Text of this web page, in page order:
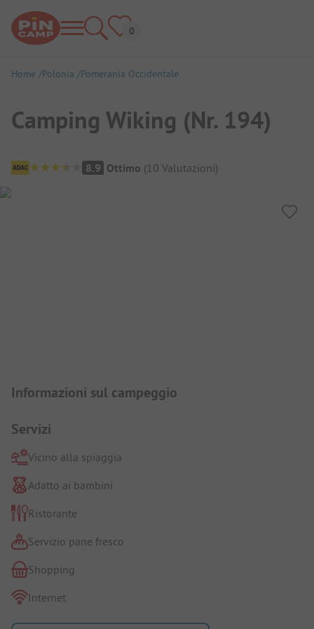
Home Polonia Pomerania Occidentale
Camping Wiking (Nr. 194)
Panoramica del campeggio
8.9 Ottimo (10 Valutazioni)
Informazioni sul campeggio
Servizi
Vicino alla spiaggia
Adatto ai bambini
Ristorante
Servizio pane fresco
Shopping
Internet